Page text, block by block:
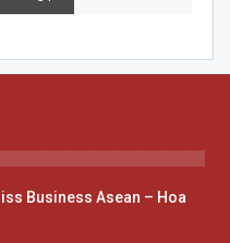
Business Asean – Hoa